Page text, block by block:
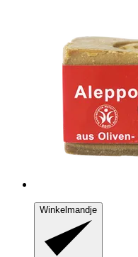
Winkelmandje